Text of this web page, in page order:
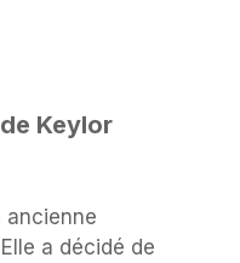
Keylor
ancienne
a décidé de